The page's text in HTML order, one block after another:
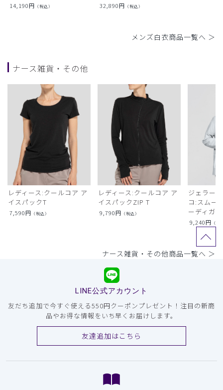
14,190円 （税込） 32,890円 （税込）
メンズ白衣商品一覧へ ＞
ナース雑貨・その他
レディース:クールコア ア
イスパックT
7,590円 （税込）
レディース:クールコア ア
イスパックZIP T
9,790円 （税込）
ジェラー
コ:スムー
ーディガン
9,240円 （税
ナース雑貨・その他商品一覧へ ＞
LINE公式アカウント
友だち追加で今すぐ使える550円クーポンプレゼント！注目の新商
品やお得な情報をいち早くお届けします。
友達追加はこちら